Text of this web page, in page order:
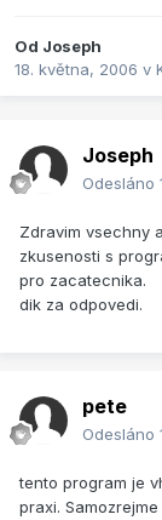
Od Joseph
18. května, 2006 v
Joseph
Odesláno
Zdravim vsechny
zkusenosti s
pro zacatecnika.
dik za odpovedi.
pete
Odesláno
tento program je
praxi.